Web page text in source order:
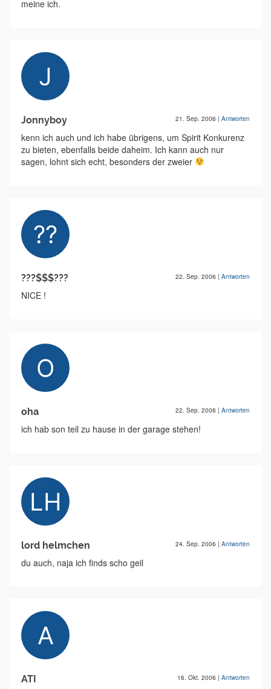
meine ich.
Jonnyboy 21. Sep. 2006 | Antworten
kenn ich auch und ich habe übrigens, um Spirit Konkurenz
zu bieten, ebenfalls beide daheim. Ich kann auch nur
sagen, lohnt sich echt, besonders der zweier
???$$$??? 22. Sep. 2006 | Antworten
NICE !
oha 22. Sep. 2006 | Antworten
ich hab son teil zu hause in der garage stehen!
lord helmchen 24. Sep. 2006 | Antworten
du auch, naja ich finds scho geil
ATI 16. Okt. 2006 | Antworten